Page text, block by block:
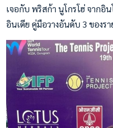
เจอกับ พริสก้า นูโกรโฮ่ จากอิ
อินเดีย คู่มือวางอันดับ 3 ของรา